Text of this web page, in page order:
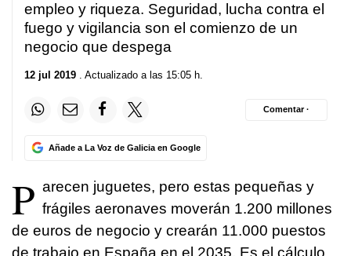
empleo y riqueza. Seguridad, lucha contra el
fuego y vigilancia son el comienzo de un
negocio que despega
12 jul 2019 . Actualizado a las 15:05 h.
Añade a La Voz de Galicia en Google
Comentar ·
P arecen juguetes, pero estas pequeñas y
frágiles aeronaves moverán 1.200 millones
de euros de negocio y crearán 11.000 puestos
de trabajo en España en el 2035. Es el cálculo